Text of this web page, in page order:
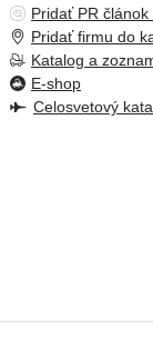
Pridať PR
Pridať firmu do
Katalog a
E-shop
Celosvetový